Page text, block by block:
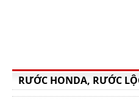
RƯỚC HONDA, RƯỚC